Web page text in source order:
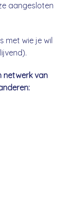
aangesloten
met wie je wil
netwerk van